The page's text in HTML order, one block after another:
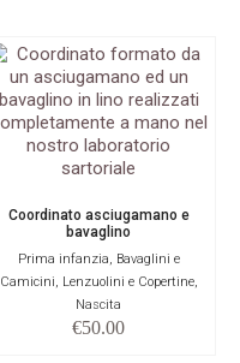
Coordinato asciugamano e
bavaglino
Prima infanzia, Bavaglini e
Camicini, Lenzuolini e Copertine,
Nascita
€50.00